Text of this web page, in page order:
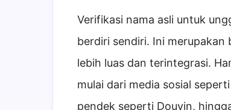
Verifikasi nama asli untuk
berdiri sendiri. Ini merupakan
lebih luas dan terintegrasi.
mulai dari media sosial
pendek seperti Douyin,